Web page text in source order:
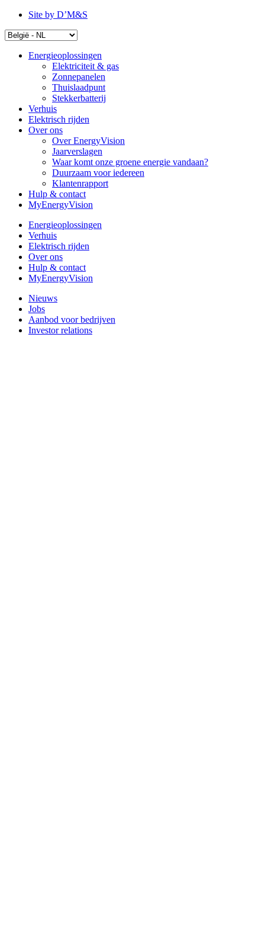
Site by D’M&S
Energieoplossingen
Elektriciteit & gas
Zonnepanelen
Thuislaadpunt
Stekkerbatterij
Verhuis
Elektrisch rijden
Over ons
Over EnergyVision
Jaarverslagen
Waar komt onze groene energie vandaan?
Duurzaam voor iedereen
Klantenrapport
Hulp & contact
MyEnergyVision
Energieoplossingen
Verhuis
Elektrisch rijden
Over ons
Hulp & contact
MyEnergyVision
Nieuws
Jobs
Aanbod voor bedrijven
Investor relations